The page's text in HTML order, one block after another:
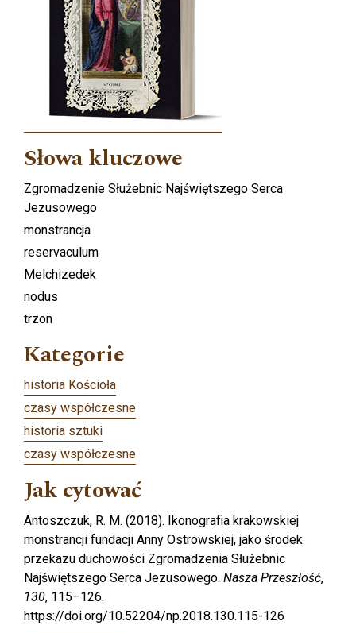
Słowa kluczowe
Zgromadzenie Służebnic Najświętszego Serca
Jezusowego
monstrancja
reservaculum
Melchizedek
nodus
trzon
Kategorie
historia Kościoła
czasy współczesne
historia sztuki
czasy współczesne
Jak cytować
Antoszczuk, R. M. (2018). Ikonografia krakowskiej
monstrancji fundacji Anny Ostrowskiej, jako środek
przekazu duchowości Zgromadzenia Służebnic
Najświętszego Serca Jezusowego. Nasza Przeszłość,
130, 115–126.
https://doi.org/10.52204/np.2018.130.115-126